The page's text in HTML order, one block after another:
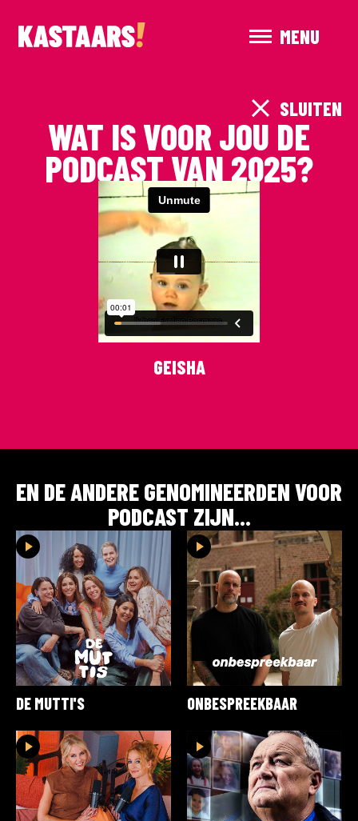
MENU
SLUITEN
WAT IS VOOR JOU DE
PODCAST VAN 2025?
GEISHA
EN DE ANDERE GENOMINEERDEN VOOR
PODCAST ZIJN...
DE MUTTI'S ONBESPREEKBAAR